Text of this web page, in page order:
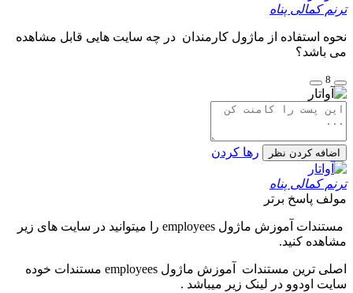
کمالی پناه
استفاده از ماژول کارمندان در چه سایت هایی قابل مشاهده
کردن نظر رها کردن
کمالی پناه
پاسخ برتر
مستندات آموزش ماژول employees را میتوانید در سایت های زیر
کنید.
اصلی ترین مستندات آموزش ماژول employees مستندات خوده
اودوو در لینک زیر میباشد .